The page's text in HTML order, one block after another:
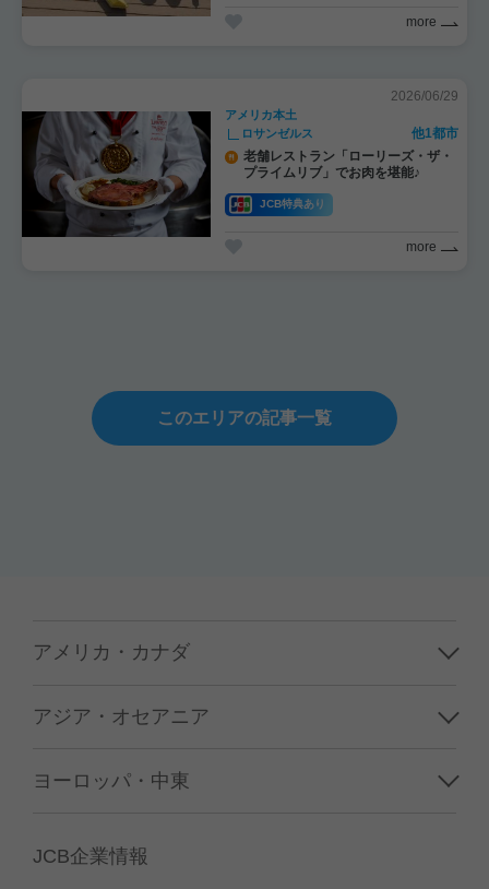
more
2026/06/29
アメリカ本土
ロサンゼルス
他1都市
老舗レストラン「ローリーズ・ザ・
プライムリブ」でお肉を堪能♪
JCB特典あり
more
このエリアの記事一覧
アメリカ・カナダ
ハワイ
カナダ
アジア・オセアニア
韓国
香港／マカオ
ヨーロッパ・中東
JCB企業情報